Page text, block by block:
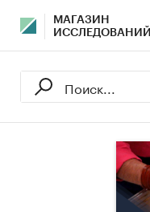
МАГАЗИН
ИССЛЕДОВАНИЙ